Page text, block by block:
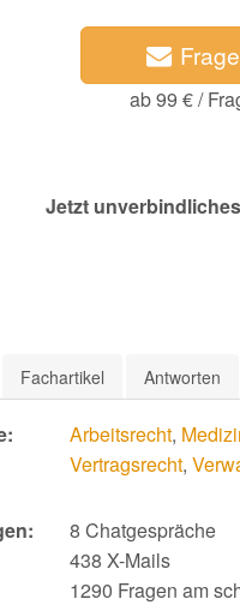
Frage
ab 99 € /
Jetzt
Fachartikel Antworten
Arbeitsrecht,
Vertragsrecht,
8 Chatgespräche
438 X-Mails
1290 Fragen am